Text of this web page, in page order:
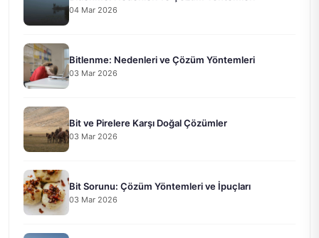
04 Mar 2026
Bitlenme: Nedenleri ve Çözüm Yöntemleri
03 Mar 2026
Bit ve Pirelere Karşı Doğal Çözümler
03 Mar 2026
Bit Sorunu: Çözüm Yöntemleri ve İpuçları
03 Mar 2026